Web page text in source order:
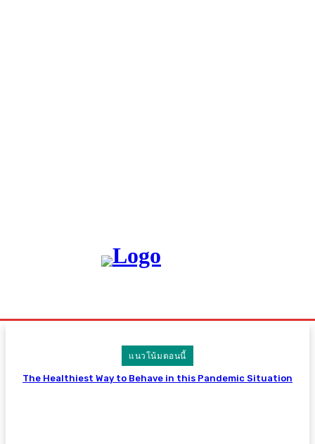
แนวโน้มตอนนี้
The Healthiest Way to Behave in this Pandemic Situation